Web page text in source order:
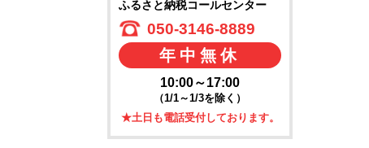
ふるさと納税コールセンター
050-3146-8889
年中無休
10:00～17:00
（1/1～1/3を除く）
★土日も電話受付しております。